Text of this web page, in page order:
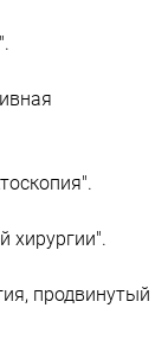
хирургии".
продвинутый